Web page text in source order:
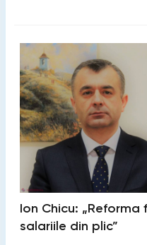
Ion Chicu:
salariile din plic”